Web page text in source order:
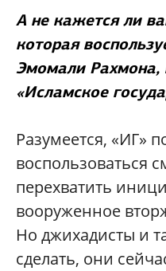
А не кажется ли
которая
Эмомали Рахмона,
«Исламское
Разумеется, «ИГ»
воспользоваться
перехватить
вооруженное
Но джихадисты и
сделать, они